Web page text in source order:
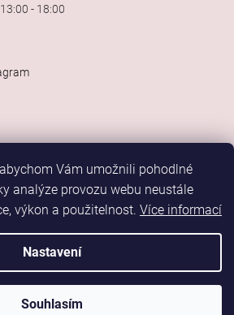
Vám umožnili pohodlné
analýze provozu webu neustále
výkon a použitelnost. Více informací
Nastavení
Souhlasím
- 18:00
Vytvořil Shoptet
Dance Sport . Všechna práva vyhrazena.
cookiesMarketing